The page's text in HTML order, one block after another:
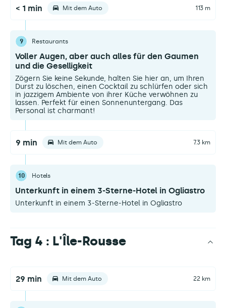
< 1 min Mit dem Auto 113 m
9 Restaurants
Voller Augen, aber auch alles für den Gaumen
und die Geselligkeit
Zögern Sie keine Sekunde, halten Sie hier an, um Ihren
Durst zu löschen, einen Cocktail zu schlürfen oder sich
in jazzigem Ambiente von ihrer Küche verwöhnen zu
lassen. Perfekt für einen Sonnenuntergang. Das
Personal ist charmant!
9 min Mit dem Auto 7.3 km
10 Hotels
Unterkunft in einem 3-Sterne-Hotel in Ogliastro
Unterkunft in einem 3-Sterne-Hotel in Ogliastro
Tag 4 : L'Île-Rousse
29 min Mit dem Auto 22 km